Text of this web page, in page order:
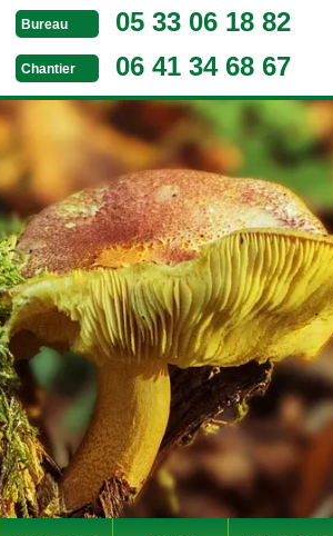
Bureau 05 33 06 18 82
Chantier 06 41 34 68 67